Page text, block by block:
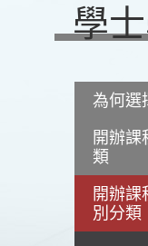
學
為何選
開辦課
類
開辦課
別分類